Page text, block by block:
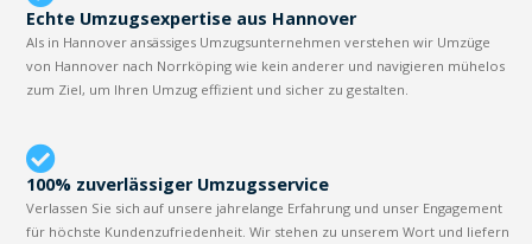
Echte Umzugsexpertise aus Hannover
Als in Hannover ansässiges Umzugsunternehmen verstehen wir Umzüge
von Hannover nach Norrköping wie kein anderer und navigieren mühelos
zum Ziel, um Ihren Umzug effizient und sicher zu gestalten.
100% zuverlässiger Umzugsservice
Verlassen Sie sich auf unsere jahrelange Erfahrung und unser Engagement
für höchste Kundenzufriedenheit. Wir stehen zu unserem Wort und liefern